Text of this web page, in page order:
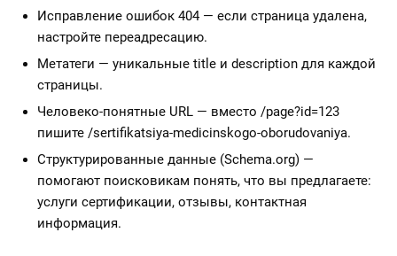
Исправление ошибок 404 — если страница удалена,
настройте переадресацию.
Метатеги — уникальные title и description для каждой
страницы.
Человеко-понятные URL — вместо /page?id=123
пишите /sertifikatsiya-medicinskogo-oborudovaniya.
Структурированные данные (Schema.org) —
помогают поисковикам понять, что вы предлагаете:
услуги сертификации, отзывы, контактная
информация.